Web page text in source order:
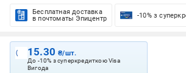
Бесплатная доставка
в почтоматы Эпицентр
-10% з
15.30₴/шт.
До -10% з суперкредиткою Visa
Вигода